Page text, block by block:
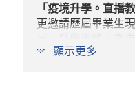
「疫境升學。直播教
更邀請歷屆畢業生
顯示更多